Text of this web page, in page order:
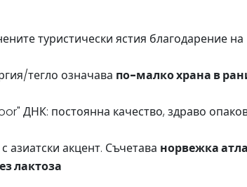
туристически ястия благодарение
тегло означава по-малко храна в
ДНК: постоянна качество, здраво
акцент. Съчетава норвежка
лактоза